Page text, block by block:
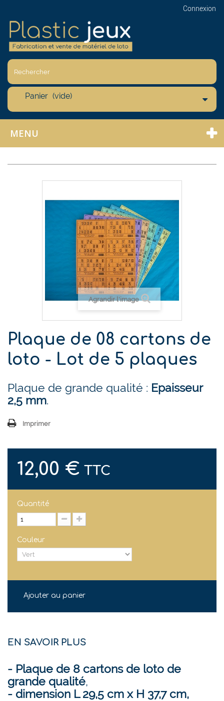
Connexion
Panier (vide)
MENU
Agrandir l'image
Plaque de 08 cartons de
loto - Lot de 5 plaques
Plaque de grande qualité : Epaisseur
2,5 mm.
Imprimer
12,00 € TTC
Quantité
Couleur
Ajouter au panier
EN SAVOIR PLUS
- Plaque de 8 cartons de loto de
grande qualité,
- dimension L 29,5 cm x H 37,7 cm,